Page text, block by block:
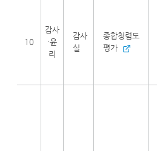
10
감사
·윤
리
감사
실
종합청렴도
평가